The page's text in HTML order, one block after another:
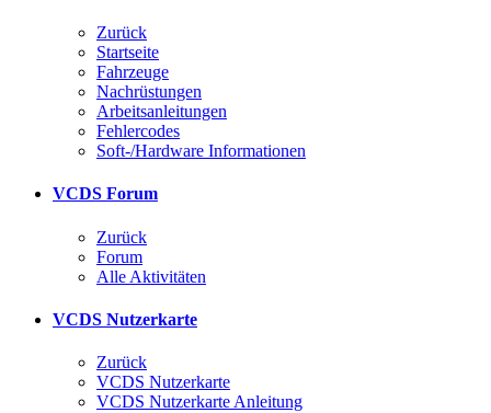
Zurück
Startseite
Fahrzeuge
Nachrüstungen
Arbeitsanleitungen
Fehlercodes
Soft-/Hardware Informationen
VCDS Forum
Zurück
Forum
Alle Aktivitäten
VCDS Nutzerkarte
Zurück
VCDS Nutzerkarte
VCDS Nutzerkarte Anleitung